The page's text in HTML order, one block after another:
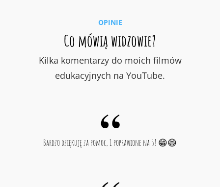
OPINIE
Co mówią widzowie?
Kilka komentarzy do moich filmów
edukacyjnych na YouTube.
Bardzo dziękuję za pomoc, 1 poprawione na 5! 😁😄